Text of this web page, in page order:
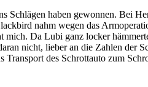
haben gewonnen. Bei
nahm wegen das
Da Lubi ganz locker
nicht, lieber an die Zahlen der
des Schrottauto zum